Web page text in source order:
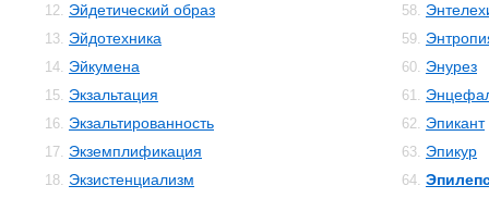
12. Эйдетический образ
13. Эйдотехника
14. Эйкумена
15. Экзальтация
16. Экзальтированность
17. Экземплификация
18. Экзистенциализм
58.
59.
60. Энурез
61.
62. Эпикант
63. Эпикур
64.